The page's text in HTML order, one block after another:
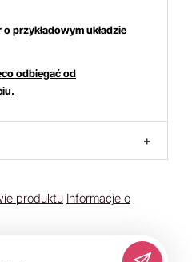
przykładowym układzie
odbiegać od
+
produktu Informacje o